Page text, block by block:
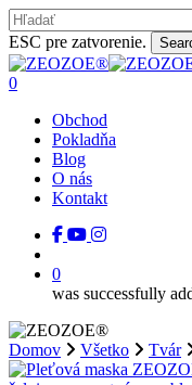
Skip
to
main
content
ESC pre zatvorenie.
Close
Search
search
0
Obchod
Pokladňa
Blog
O nás
Kontakt
facebook
youtubeinstagram
tiktok
0
was successfully
Domov Všetko Tvár